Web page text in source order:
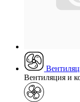
Вентиляция и